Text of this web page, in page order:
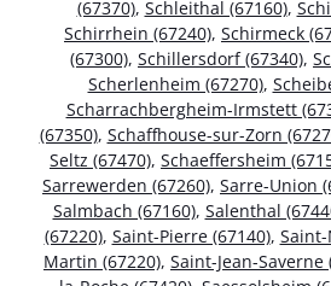
(67370), Schleithal (67160),
Schirrhein (67240), Schirmeck
(67300), Schillersdorf (67340),
Scherlenheim (67270),
Scharrachbergheim-Irmstett
(67350), Schaffhouse-sur-Zorn
Seltz (67470), Schaeffersheim
Sarrewerden (67260), Sarre-Union
Salmbach (67160), Salenthal
(67220), Saint-Pierre (67140), Saint-
Martin (67220), Saint-Jean-Saverne